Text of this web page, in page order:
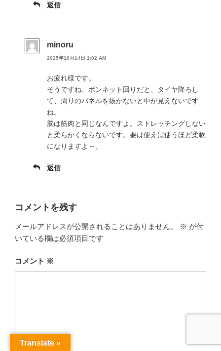
返信
minoru
2025年10月14日 1:02 AM
お疲れ様です。
そうですね、ボンネット回りだと、タイヤ降ろし
て、周りのパネルを抜かないと中が見えないです
ね。
脳は筋肉と同じなんですよ。ストレッチングしない
と柔らかくならないです。要は使えば使うほど柔軟
になりますよ～。
返信
コメントを残す
メールアドレスが公開されることはありません。 ※ が付
いている欄は必須項目です
コメント ※
Translate »